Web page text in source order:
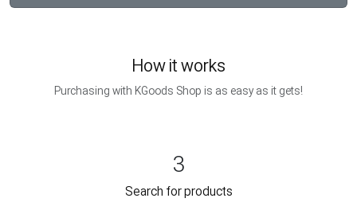
How it works
Purchasing with KGoods Shop is as easy as it gets!
3
Search for products